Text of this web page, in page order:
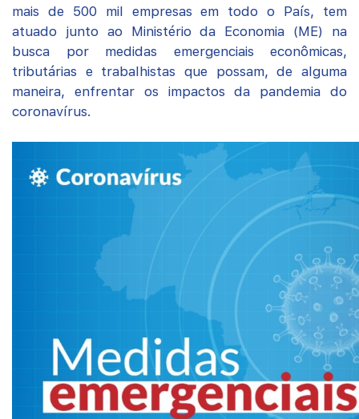
mais de 500 mil empresas em todo o País, tem
atuado junto ao Ministério da Economia (ME) na
busca por medidas emergenciais econômicas,
tributárias e trabalhistas que possam, de alguma
maneira, enfrentar os impactos da pandemia do
coronavírus.